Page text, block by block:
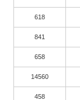
618
841
658
14560
458